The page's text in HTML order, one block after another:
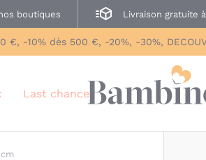
boutiques Livraison gratuite
€, -10% dès 500 €, -20%, -30%,
Last chance